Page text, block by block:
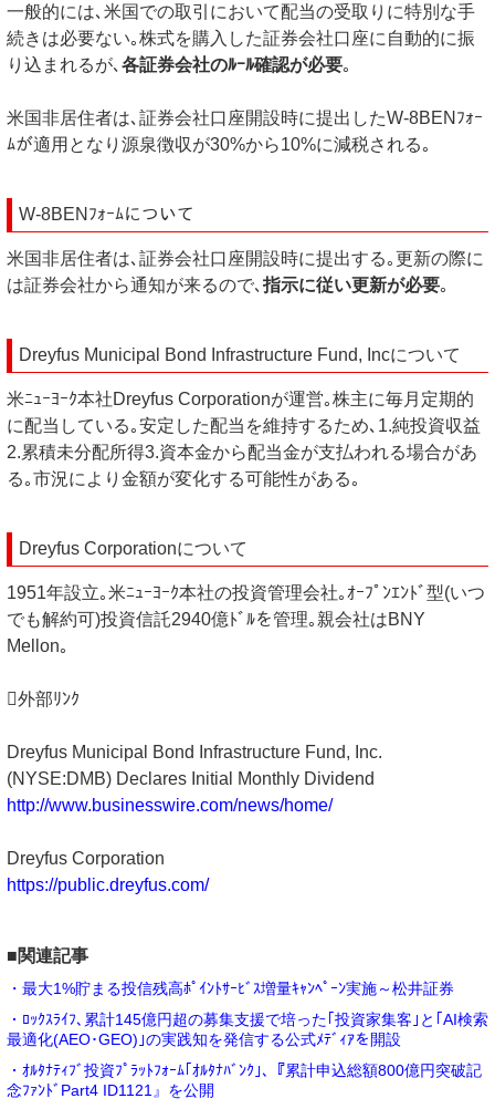
一般的には､米国での取引において配当の受取りに特別な手
続きは必要ない｡株式を購入した証券会社口座に自動的に振
り込まれるが､ 各証券会社のﾙｰﾙ確認が必要｡
米国非居住者は､証券会社口座開設時に提出したW-8BENﾌｫｰ
ﾑが適用となり源泉徴収が30%から10%に減税される｡
W-8BENﾌｫｰﾑについて
米国非居住者は､証券会社口座開設時に提出する｡更新の際に
は証券会社から通知が来るので､ 指示に従い更新が必要｡
Dreyfus Municipal Bond Infrastructure Fund, Incについて
米ﾆｭｰﾖｰｸ本社Dreyfus Corporationが運営｡株主に毎月定期的
に配当している｡安定した配当を維持するため､1.純投資収益
2.累積未分配所得3.資本金から配当金が支払われる場合があ
る｡市況により金額が変化する可能性がある｡
Dreyfus Corporationについて
1951年設立｡米ﾆｭｰﾖｰｸ本社の投資管理会社｡ｵｰﾌﾟﾝｴﾝﾄﾞ型(いつ
でも解約可)投資信託2940億ﾄﾞﾙを管理｡親会社はBNY
Mellon｡
外部ﾘﾝｸ
Dreyfus Municipal Bond Infrastructure Fund, Inc.
(NYSE:DMB) Declares Initial Monthly Dividend
http://www.businesswire.com/news/home/
Dreyfus Corporation
https://public.dreyfus.com/
■関連記事
・最大1%貯まる投信残高ﾎﾟｲﾝﾄｻｰﾋﾞｽ増量ｷｬﾝﾍﾟｰﾝ実施～松井証券
・ﾛｯｸｽﾗｲﾌ､累計145億円超の募集支援で培った｢投資家集客｣と｢AI検索
最適化(AEO･GEO)｣の実践知を発信する公式ﾒﾃﾞｨｱを開設
・ｵﾙﾀﾅﾃｨﾌﾞ投資ﾌﾟﾗｯﾄﾌｫｰﾑ｢ｵﾙﾀﾅﾊﾞﾝｸ｣､『累計申込総額800億円突破記
念ﾌｧﾝﾄﾞPart4 ID1121』を公開